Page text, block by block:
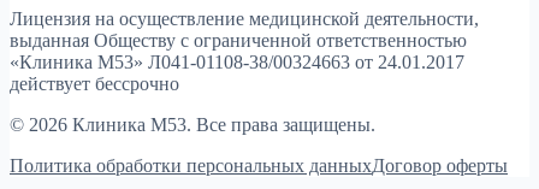
Лицензия на осуществление медицинской деятельности,
выданная Обществу с ограниченной ответственностью
«Клиника М53» Л041-01108-38/00324663 от 24.01.2017
действует бессрочно
© 2026 Клиника М53. Все права защищены.
Политика обработки персональных данныхДоговор оферты